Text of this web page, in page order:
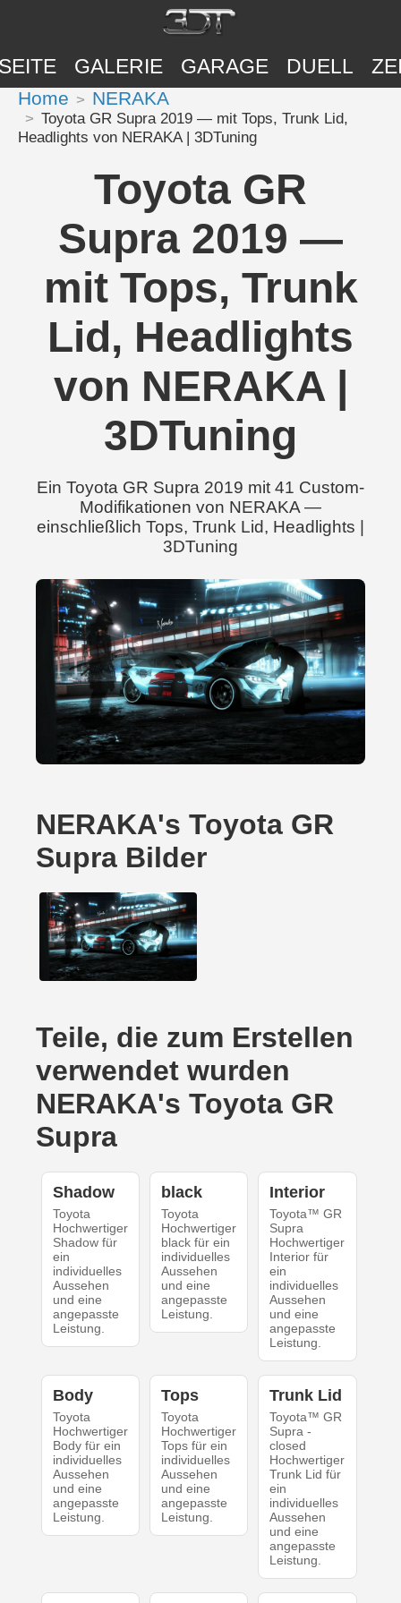
GALERIE GARAGE DUELL
Home NERAKA
Toyota GR Supra 2019 — mit Tops, Trunk Lid,
Headlights von NERAKA | 3DTuning
Toyota GR
Supra 2019 —
mit Tops, Trunk
Lid, Headlights
von NERAKA |
3DTuning
Ein Toyota GR Supra 2019 mit 41 Custom-
Modifikationen von NERAKA —
einschließlich Tops, Trunk Lid, Headlights |
3DTuning
NERAKA's Toyota GR
Supra Bilder
Teile, die zum Erstellen
verwendet wurden
NERAKA's Toyota GR
Supra
Shadow
Toyota
Hochwertiger
Shadow für
ein
individuelles
Aussehen
und eine
angepasste
Leistung.
black
Toyota
Hochwertiger
black für ein
individuelles
Aussehen
und eine
angepasste
Leistung.
Interior
Toyota™ GR
Supra
Hochwertiger
Interior für
ein
individuelles
Aussehen
und eine
angepasste
Leistung.
Body
Toyota
Hochwertiger
Body für ein
individuelles
Aussehen
und eine
angepasste
Leistung.
Tops
Toyota
Hochwertiger
Tops für ein
individuelles
Aussehen
und eine
angepasste
Leistung.
Trunk Lid
Toyota™ GR
Supra -
closed
Hochwertiger
Trunk Lid für
ein
individuelles
Aussehen
und eine
angepasste
Leistung.